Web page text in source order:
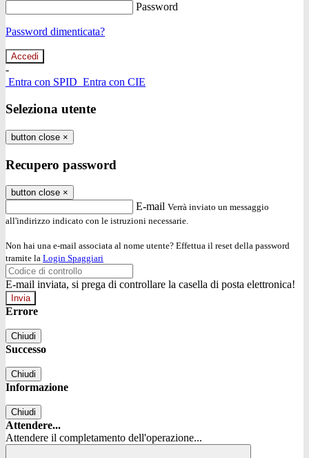
Password
Password dimenticata?
-
Entra con SPID Entra con CIE
Seleziona utente
button close ×
Recupero password
button close ×
E-mail Verrà inviato un messaggio
all'indirizzo indicato con le istruzioni necessarie.
Non hai una e-mail associata al nome utente? Effettua il reset della password
tramite la Login Spaggiari
E-mail inviata, si prega di controllare la casella di posta elettronica!
Errore
Chiudi
Successo
Chiudi
Informazione
Chiudi
Attendere...
Attendere il completamento dell'operazione...